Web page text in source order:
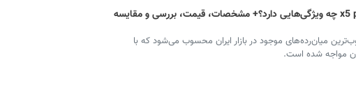
شیائومی پوکو x5 pro چه ویژگی‌هایی دارد؟+ مشخصات، قیمت، بررسی و مقایسه
از محبوب‌ترین میان‌رده‌های موجود در بازار ایران محسوب می‌شود که با
مواجه شده است.